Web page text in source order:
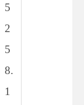
5
2
5
8.
1